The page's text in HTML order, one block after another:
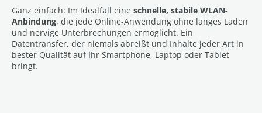
Ganz einfach: Im Idealfall eine schnelle, stabile WLAN-
Anbindung, die jede Online-Anwendung ohne langes Laden
und nervige Unterbrechungen ermöglicht. Ein
Datentransfer, der niemals abreißt und Inhalte jeder Art in
bester Qualität auf Ihr Smartphone, Laptop oder Tablet
bringt.